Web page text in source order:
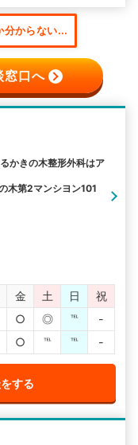
分からない...
窓口へ
かきの木整形外科はア
木第2マンシヨン101
金 土 日
祝
○ ◎ ℡
-
○ ℡ ℡ -
する